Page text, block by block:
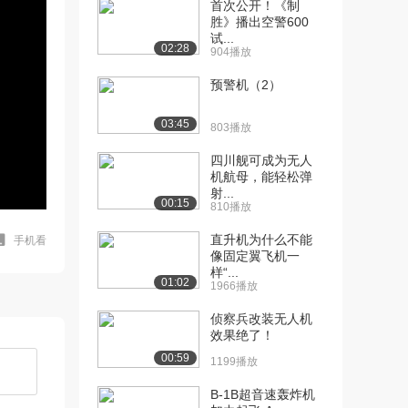
手机看
02:28
首次公开！《制
胜》播出空警600
试...
904播放
03:45
预警机（2）
803播放
00:15
四川舰可成为无人
机航母，能轻松弹
射...
810播放
01:02
直升机为什么不能
像固定翼飞机一
样“...
1966播放
00:59
侦察兵改装无人机
效果绝了！
1199播放
B-1B超音速轰炸机